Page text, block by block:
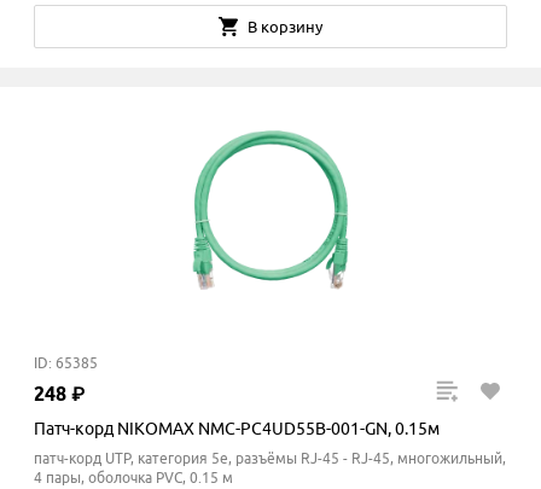
В корзину
ID: 65385
248 ₽
Патч-корд NIKOMAX NMC-PC4UD55B-001-GN, 0.15м
патч-корд UTP, категория 5e, разъёмы RJ-45 - RJ-45, многожильный,
4 пары, оболочка PVC, 0.15 м